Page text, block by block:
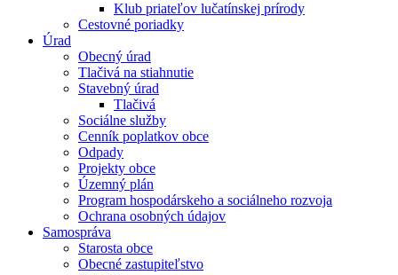
Klub priateľov lučatínskej prírody
Cestovné poriadky
Úrad
Obecný úrad
Tlačivá na stiahnutie
Stavebný úrad
Tlačivá
Sociálne služby
Cenník poplatkov obce
Odpady
Projekty obce
Územný plán
Program hospodárskeho a sociálneho rozvoja
Ochrana osobných údajov
Samospráva
Starosta obce
Obecné zastupiteľstvo